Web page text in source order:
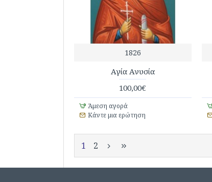
1826
Αγία Ανυσία
100,00€
Άμεση αγορά
Κάντε μια ερώτηση
1 2